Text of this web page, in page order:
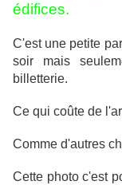
édifices.
C'est une petite
soir mais
billetterie.
Ce qui coûte de
Comme d'autres
Cette photo c'est